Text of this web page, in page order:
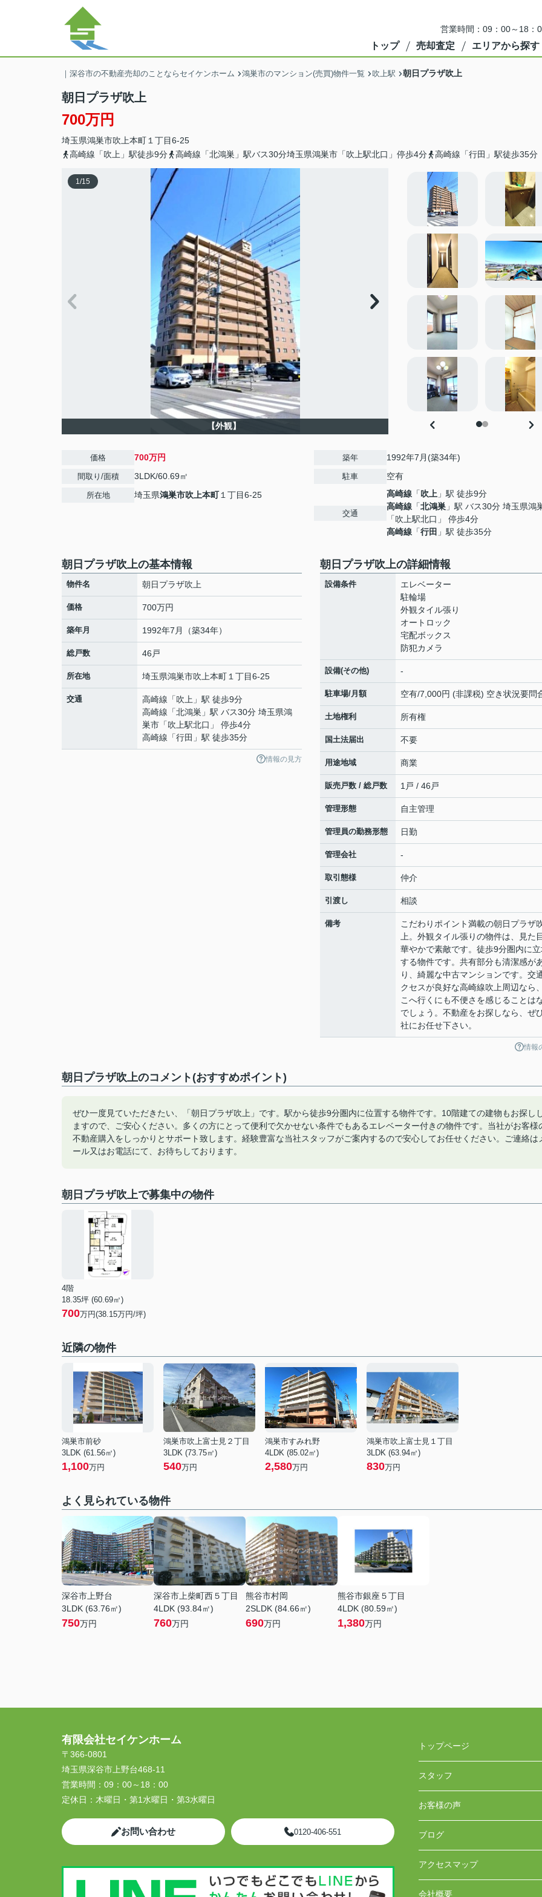
営業時間：09：00～18
トップ 売却査定 エリアから探す
｜深谷市の不動産売却のことならセイケンホーム 鴻巣市のマンション(売買)物件一覧 吹上駅 朝日プラザ吹上
朝日プラザ吹上
700万円
埼玉県鴻巣市吹上本町 １丁目6-25
高崎線「吹上」駅徒歩9分
高崎線「北鴻巣」駅バス30分埼玉県鴻巣市「吹上駅北口」停歩4分 高崎線「行田」駅徒歩35分
1/15
【外観】
価格 700万円
間取り/面積 3LDK/60.69㎡
所在地 埼玉県鴻巣市吹上本町１丁目6-25
築年 1992年7月(築34年)
駐車 空有
交通
高崎線 「吹上 」駅 徒歩9分
高崎線 「北鴻巣 」駅 バス30分 埼玉県鴻
「吹上駅北口」 停歩4分
高崎線 「行田 」駅 徒歩35分
朝日プラザ吹上の基本情報
物件名 朝日プラザ吹上
価格 700万円
築年月 1992年7月（築34年）
総戸数 46戸
所在地 埼玉県鴻巣市吹上本町 １丁目6-25
交通 高崎線 「吹上 」駅 徒歩9分
高崎線 「北鴻巣 」駅 バス30分 埼玉県鴻
巣市「吹上駅北口」 停歩4分
高崎線 「行田 」駅 徒歩35分
情報の見方
朝日プラザ吹上の詳細情報
設備条件
エレベーター
駐輪場
外観タイル張り
オートロック
宅配ボックス
防犯カメラ
設備(その他) -
駐車場/月額 空有/7,000円 (非課税) 空き状況要問
土地権利 所有権
国土法届出 不要
用途地域 商業
販売戸数 / 総戸数 1戸 / 46戸
管理形態 自主管理
管理員の勤務形態 日勤
管理会社 -
取引態様 仲介
引渡し 相談
備考
こだわりポイント満載の朝日プラザ
上。外観タイル張りの物件は、見た
華やかで素敵です。徒歩9分圏内に
する物件です。共有部分も清潔感が
り、綺麗な中古マンションです。交
クセスが良好な高崎線吹上周辺なら
こへ行くにも不便さを感じることは
でしょう。不動産をお探しなら、ぜ
社にお任せ下さい。
情報
朝日プラザ吹上のコメント(おすすめポイント)
ぜひ一度見ていただきたい、「朝日プラザ吹上」です。駅から徒歩9分圏内に位置する物件です。10階建ての建物もお探し
ますので、ご安心ください。多くの方にとって便利で欠かせない条件でもあるエレベーター付きの物件です。当社がお客様
不動産購入をしっかりとサポート致します。経験豊富な当社スタッフがご案内するので安心してお任せください。ご連絡は
ール又はお電話にて、お待ちしております。
朝日プラザ吹上で募集中の物件
4階
18.35坪 (60.69㎡)
700万円(38.15万円/坪)
近隣の物件
鴻巣市前砂
3LDK (61.56㎡)
1,100万円
鴻巣市吹上富士見２丁目
3LDK (73.75㎡)
540万円
鴻巣市すみれ野
4LDK (85.02㎡)
2,580万円
鴻巣市吹上富士見１丁目
3LDK (63.94㎡)
830万円
よく見られている物件
深谷市上野台
3LDK (63.76㎡)
750万円
深谷市上柴町西５丁目
4LDK (93.84㎡)
760万円
熊谷市村岡
2SLDK (84.66㎡)
690万円
熊谷市銀座５丁目
4LDK (80.59㎡)
1,380万円
有限会社セイケンホーム
〒366-0801
埼玉県深谷市上野台468-11
営業時間： 09：00～18：00
定休日： 木曜日・第1水曜日・第3水曜日
お問い合わせ 0120-406-551
トップページ
スタッフ
お客様の声
ブログ
アクセスマップ
会社概要